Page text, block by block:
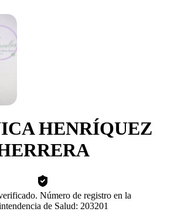
HENRÍQUEZ
Número de registro en la
de Salud: 203201